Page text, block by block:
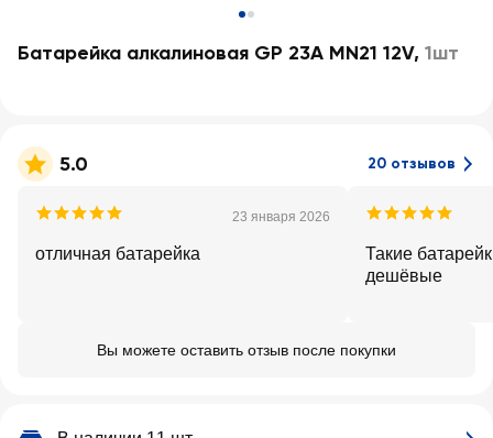
Батарейка алкалиновая GP 23A MN21 12V, 1шт
5.0 20 отзывов
23 января 2026
отличная батарейка
Такие
дешёвые
Вы можете оставить отзыв после покупки